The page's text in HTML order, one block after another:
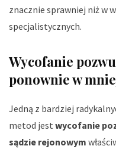
znacznie sprawniej niż w
specjalistycznych.
Wycofanie
ponownie w
Jedną z bardziej
metod jest wycofanie
sądzie rejonowym